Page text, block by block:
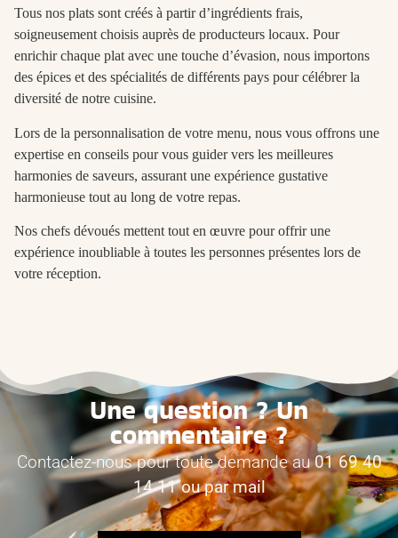
Tous nos plats sont créés à partir d’ingrédients frais,
soigneusement choisis auprès de producteurs locaux. Pour
enrichir chaque plat avec une touche d’évasion, nous importons
des épices et des spécialités de différents pays pour célébrer la
diversité de notre cuisine.
Lors de la personnalisation de votre menu, nous vous offrons une
expertise en conseils pour vous guider vers les meilleures
harmonies de saveurs, assurant une expérience gustative
harmonieuse tout au long de votre repas.
Nos chefs dévoués mettent tout en œuvre pour offrir une
expérience inoubliable à toutes les personnes présentes lors de
votre réception.
Une question ? Un
commentaire ?
Contactez-nous pour toute demande au01 69 40
14 11 ou par mail